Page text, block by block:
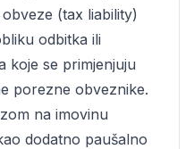
(tax liability)
odbitka ili
koje se primjenjuju
porezne obveznike.
na imovinu
dodatno paušalno